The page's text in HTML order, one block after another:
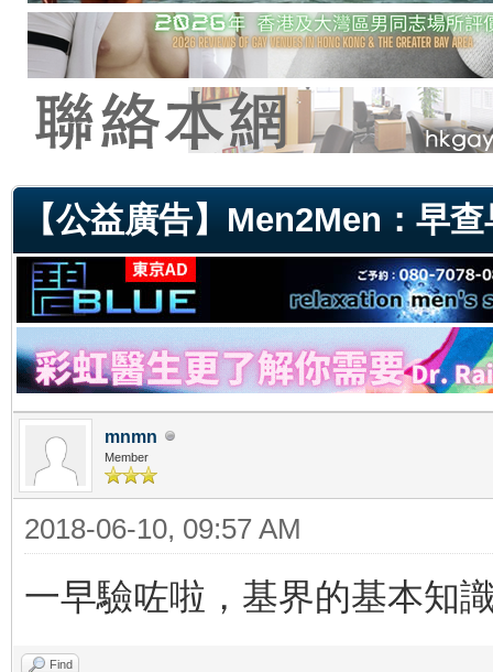
【公益廣告】Men2Men：早
mnmn
Member
2018-06-10, 09:57 AM
一早驗咗啦，基界的基本知
Find